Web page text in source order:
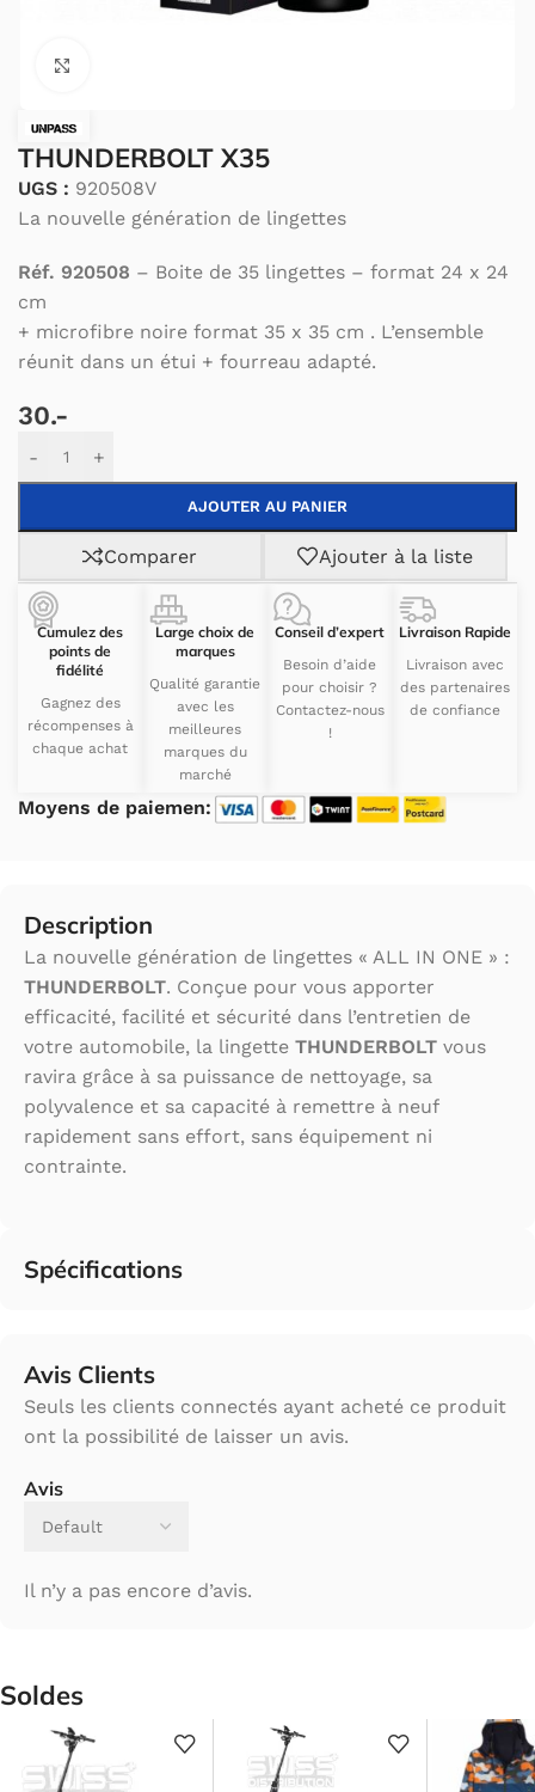
THUNDERBOLT X35
UGS : 920508V
La nouvelle génération de lingettes
Réf. 920508 – Boite de 35 lingettes – format 24 x 24
cm
+ microfibre noire format 35 x 35 cm . L’ensemble
réunit dans un étui + fourreau adapté.
30.-
- +
AJOUTER AU PANIER
Alternative:
Comparer Ajouter à la liste
Cumulez des
points de
fidélité
Gagnez des
récompenses à
chaque achat
Large choix de
marques
Qualité garantie
avec les
meilleures
marques du
marché
Conseil d’expert
Besoin d’aide
pour choisir ?
Contactez-nous
!
Livraison Rapide
Livraison avec
des partenaires
de confiance
Moyens de paiemen:
Description
La nouvelle génération de lingettes « ALL IN ONE » :
THUNDERBOLT. Conçue pour vous apporter
efficacité, facilité et sécurité dans l’entretien de
votre automobile, la lingette THUNDERBOLT vous
ravira grâce à sa puissance de nettoyage, sa
polyvalence et sa capacité à remettre à neuf
rapidement sans effort, sans équipement ni
contrainte.
Spécifications
Avis Clients
Avis
Il n’y a pas encore d’avis.
Seuls les clients connectés ayant acheté ce produit
ont la possibilité de laisser un avis.
Soldes